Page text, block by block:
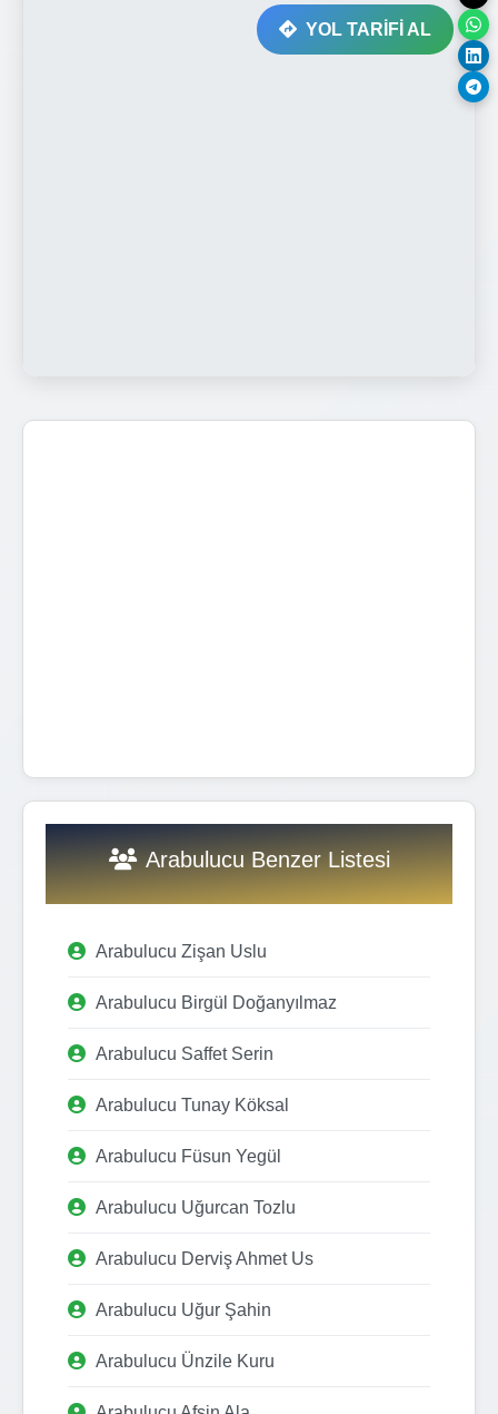
YOL TARİFİ AL
Arabulucu Benzer Listesi
Arabulucu Zişan Uslu
Arabulucu Birgül Doğanyılmaz
Arabulucu Saffet Serin
Arabulucu Tunay Köksal
Arabulucu Füsun Yegül
Arabulucu Uğurcan Tozlu
Arabulucu Derviş Ahmet Us
Arabulucu Uğur Şahin
Arabulucu Ünzile Kuru